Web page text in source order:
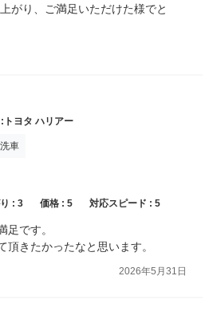
がり、ご満足いただけた様でと
維持することができますので、
致します。
トヨタ ハリアー
車
: 3 価格 : 5 対応スピード : 5
足です。
きたかったなと思います。
2026年5月31日